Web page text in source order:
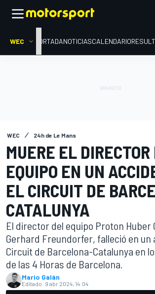
WEC PORTADANOTICIASCALENDARIO
WEC 24h de Le Mans
MUERE EL DIRECTOR
EQUIPO EN UN
EL CIRCUIT DE
CATALUNYA
El director del equipo Proton Huber
Gerhard Freundorfer, falleció en un
Circuit de Barcelona-Catalunya en
de las 4 Horas de Barcelona.
Mario Galán
Editado: 9 abr 2024, 14:04